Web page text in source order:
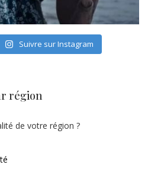
Suivre sur Instagram
région
de votre région ?